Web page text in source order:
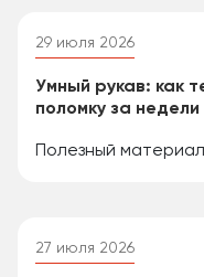
29 июля 2026
Умный рукав: как
поломку за
Полезный
27 июля 2026